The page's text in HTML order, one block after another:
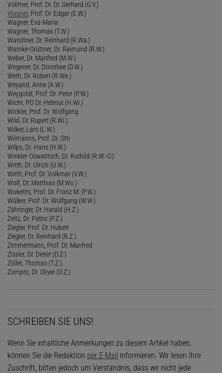
Vollmer, Prof. Dr. Dr. Gerhard (G.V.)
Wagner, Prof. Dr. Edgar (E.W.)
Wagner, Eva-Maria
Wagner, Thomas (T.W.)
Wandtner, Dr. Reinhard (R.Wa.)
Warnke-Grüttner, Dr. Raimund (R.W.)
Weber, Dr. Manfred (M.W.)
Wegener, Dr. Dorothee (D.W.)
Weth, Dr. Robert (R.We.)
Weyand, Anne (A.W.)
Weygoldt, Prof. Dr. Peter (P.W.)
Wicht, PD Dr. Helmut (H.Wi.)
Wickler, Prof. Dr. Wolfgang
Wild, Dr. Rupert (R.Wi.)
Wilker, Lars (L.W.)
Wilmanns, Prof. Dr. Otti
Wilps, Dr. Hans (H.W.)
Winkler-Oswatitsch, Dr. Ruthild (R.W.-O.)
Wirth, Dr. Ulrich (U.W.)
Wirth, Prof. Dr. Volkmar (V.W.)
Wolf, Dr. Matthias (M.Wo.)
Wuketits, Prof. Dr. Franz M. (F.W.)
Wülker, Prof. Dr. Wolfgang (W.W.)
Zähringer, Dr. Harald (H.Z.)
Zeltz, Dr. Patric (P.Z.)
Ziegler, Prof. Dr. Hubert
Ziegler, Dr. Reinhard (R.Z.)
Zimmermann, Prof. Dr. Manfred
Zissler, Dr. Dieter (D.Z.)
Zöller, Thomas (T.Z.)
Zompro, Dr. Oliver (O.Z.)
SCHREIBEN SIE UNS!
Wenn Sie inhaltliche Anmerkungen zu diesem Artikel haben,
können Sie die Redaktion per E-Mail informieren. Wir lesen Ihre
Zuschrift, bitten jedoch um Verständnis, dass wir nicht jede